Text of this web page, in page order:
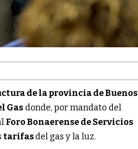
de la provincia de Buenos
Gas donde, por mandato del
Foro Bonaerense de Servicios
tarifasdel gas y la luz.